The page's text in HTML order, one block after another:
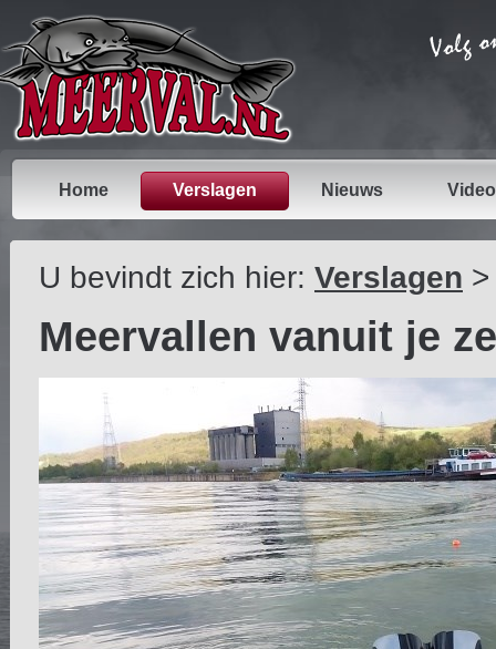
Home Verslagen Nieuws
U bevindt zich hier: Verslagen
Meervallen vanuit je